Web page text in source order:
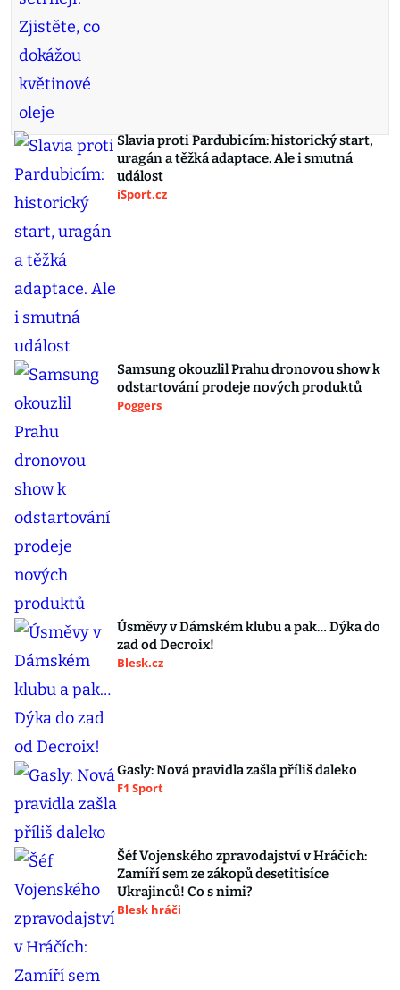
Slavia proti Pardubicím: historický start,
uragán a těžká adaptace. Ale i smutná
událost
iSport.cz
Samsung okouzlil Prahu dronovou show k
odstartování prodeje nových produktů
Poggers
Úsměvy v Dámském klubu a pak… Dýka do
zad od Decroix!
Blesk.cz
Gasly: Nová pravidla zašla příliš daleko
F1 Sport
Šéf Vojenského zpravodajství v Hráčích:
Zamíří sem ze zákopů desetitisíce
Ukrajinců! Co s nimi?
Blesk hráči